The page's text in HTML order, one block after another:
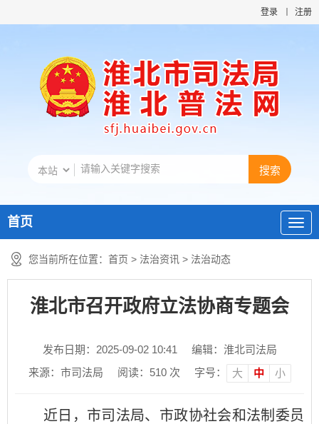
登录 注册
首页
您当前所在位置： 首页 > 法治资讯 > 法治动态
淮北市召开政府立法协商专题会
发布日期：2025-09-02 10:41
编辑：淮北司法局
来源：市司法局
阅读： 510次 字号： 大 中 小
近日，市司法局、市政协社会和法制委员